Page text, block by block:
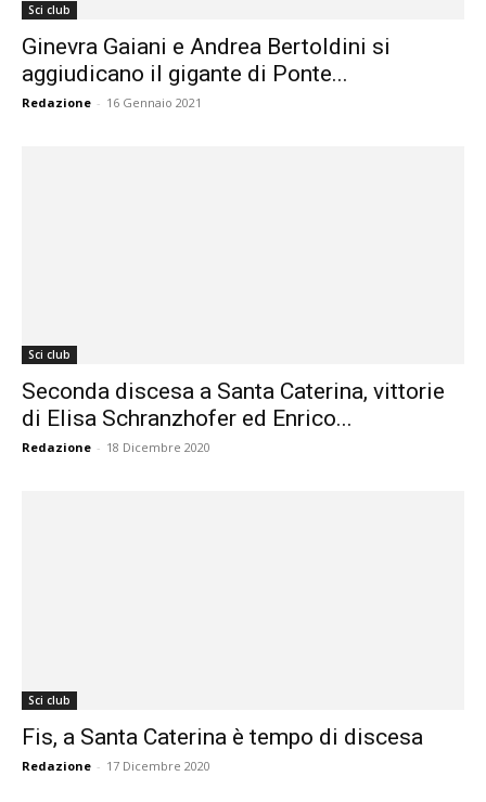
Sci club
Ginevra Gaiani e Andrea Bertoldini si
aggiudicano il gigante di Ponte...
Redazione - 16 Gennaio 2021
Sci club
Seconda discesa a Santa Caterina, vittorie
di Elisa Schranzhofer ed Enrico...
Redazione - 18 Dicembre 2020
Sci club
Fis, a Santa Caterina è tempo di discesa
Redazione - 17 Dicembre 2020